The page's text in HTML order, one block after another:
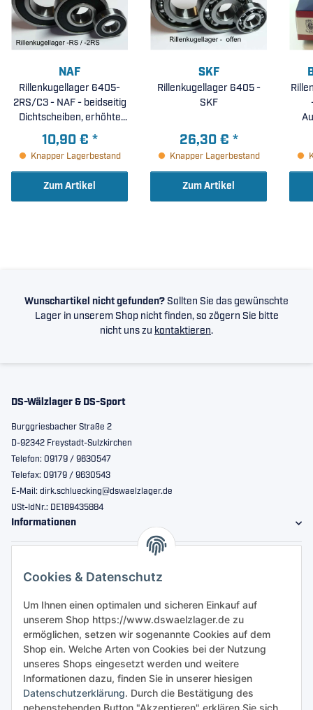
Cookies & Datenschutz
Um Ihnen einen optimalen und sicheren Einkauf auf
unserem Shop https://www.dswaelzlager.de zu
ermöglichen, setzen wir sogenannte Cookies auf dem
Shop ein. Welche Arten von Cookies bei der Nutzung
unseres Shops eingesetzt werden und weitere
Informationen dazu, finden Sie in unserer hiesigen
Datenschutzerklärung. Durch die Bestätigung des
NAF
Rillenkugellager 6405-
2RS/C3 - NAF - beidseitig
Dichtscheiben, erhöhte
radiale Lagerluft C3 (
25x80x21mm )
10,90 € *
Knapper Lagerbestand
Zum Artikel
SKF
Rillenkugellager 6405 -
SKF
26,30 € *
Knapper Lagerbestand
Zum Artikel
Wunschartikel nicht gefunden? Sollten Sie das gewünschte
Lager in unserem Shop nicht finden, so zögern Sie bitte
nicht uns zu kontaktieren.
DS-Wälzlager & DS-Sport
Burggriesbacher Straße 2
D-92342 Freystadt-Sulzkirchen
Telefon: 09179 / 9630547
Telefax: 09179 / 9630543
E-Mail: dirk.schluecking@dswaelzlager.de
USt-IdNr.: DE189435884
Informationen